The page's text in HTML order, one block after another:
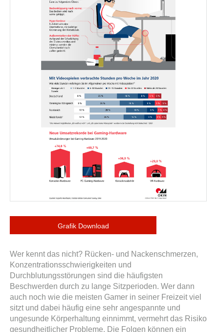
Grafik Download
Wer kennt das nicht? Rücken- und Nackenschmerzen,
Konzentrationsschwierigkeiten und
Durchblutungsstörungen sind die häufigsten
Beschwerden durch zu lange Sitzperioden. Wer dann
auch noch wie die meisten Gamer in seiner Freizeit viel
sitzt und dabei häufig eine sehr angespannte und
ungesunde Körperhaltung einnimmt, vermehrt das Risiko
gesundheitlicher Probleme. Die Folgen können ein